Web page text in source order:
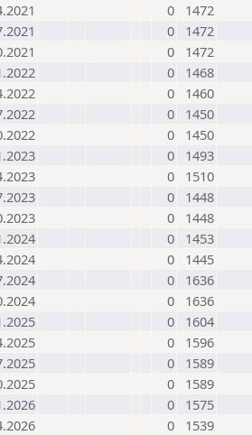
0
1472
0
1472
0
1472
0
1468
0
1460
0
1450
0
1450
0
1493
0
1510
0
1448
0
1448
0
1453
0
1445
0
1636
0
1636
0
1604
0
1596
0
1589
0
1589
0
1575
0
1539